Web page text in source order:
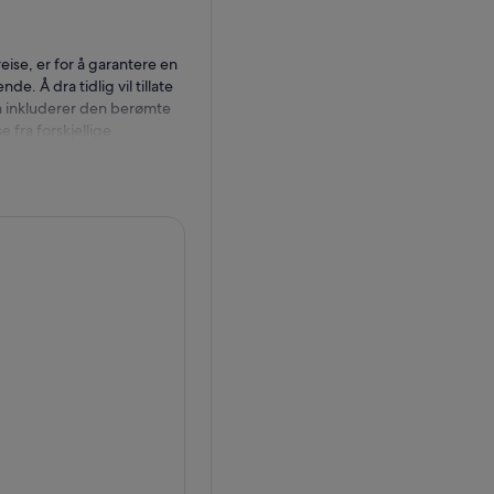
er for å garantere en
Å dra tidlig vil tillate
inkluderer den berømte
fra forskjellige